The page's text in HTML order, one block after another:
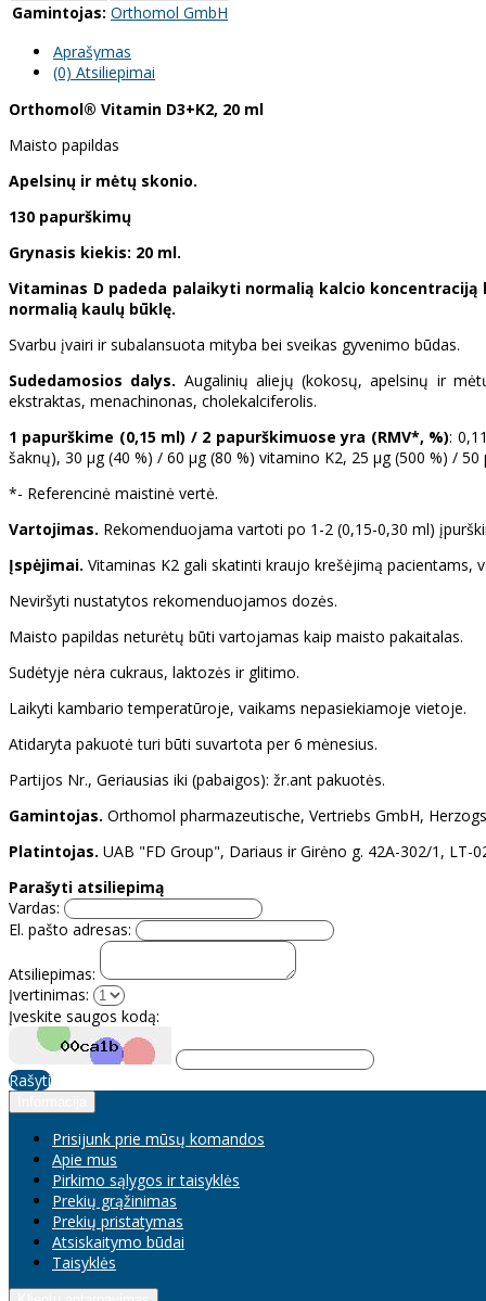
Gamintojas: Orthomol GmbH
Aprašymas
(0) Atsiliepimai
Orthomol® Vitamin D3+K2, 20 ml
Maisto papildas
Apelsinų ir mėtų skonio.
130 papurškimų
Grynasis kiekis: 20 ml.
Vitaminas D padeda palaikyti normalią kalcio
normalią kaulų būklę.
Svarbu įvairi ir subalansuota mityba bei sveikas gyvenimo būdas.
Sudedamosios dalys. Augalinių aliejų (kokosų, apelsinų ir
ekstraktas, menachinonas, cholekalciferolis.
1 papurškime (0,15 ml) / 2 papurškimuose yra (RMV*, %):
šaknų), 30 µg (40 %) / 60 µg (80 %) vitamino K2, 25 µg (500 %) /
*- Referencinė maistinė vertė.
Vartojimas. Rekomenduojama vartoti po 1-2 (0,15-0,30 ml)
Įspėjimai. Vitaminas K2 gali skatinti kraujo krešėjimą
Neviršyti nustatytos rekomenduojamos dozės.
Maisto papildas neturėtų būti vartojamas kaip maisto pakaitalas.
Sudėtyje nėra cukraus, laktozės ir glitimo.
Laikyti kambario temperatūroje, vaikams nepasiekiamoje vietoje.
Atidaryta pakuotė turi būti suvartota per 6 mėnesius.
Partijos Nr., Geriausias iki (pabaigos): žr.ant pakuotės.
Gamintojas. Orthomol pharmazeutische, Vertriebs GmbH,
Platintojas. UAB "FD Group", Dariaus ir Girėno g. 42A-302/1, LT-
Parašyti atsiliepimą
Vardas:
El. pašto adresas:
Atsiliepimas:
Įvertinimas:
Įveskite saugos kodą:
Rašyti
Prisijunk prie mūsų komandos
Apie mus
Pirkimo sąlygos ir taisyklės
Prekių grąžinimas
Prekių pristatymas
Atsiskaitymo būdai
Taisyklės